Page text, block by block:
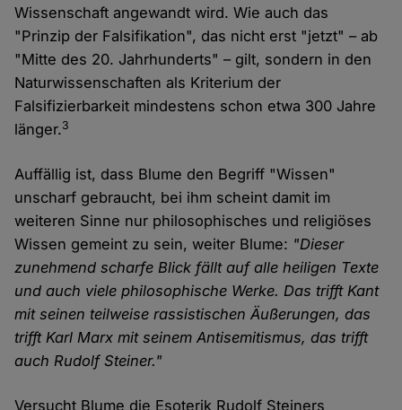
Wissenschaft angewandt wird. Wie auch das
"Prinzip der Falsifikation", das nicht erst "jetzt" – ab
"Mitte des 20. Jahrhunderts" – gilt, sondern in den
Naturwissenschaften als Kriterium der
Falsifizierbarkeit mindestens schon etwa 300 Jahre
länger.3
Auffällig ist, dass Blume den Begriff "Wissen"
unscharf gebraucht, bei ihm scheint damit im
weiteren Sinne nur philosophisches und religiöses
Wissen gemeint zu sein, weiter Blume: "Dieser
zunehmend scharfe Blick fällt auf alle heiligen Texte
und auch viele philosophische Werke. Das trifft Kant
mit seinen teilweise rassistischen Äußerungen, das
trifft Karl Marx mit seinem Antisemitismus, das trifft
auch Rudolf Steiner."
Versucht Blume die Esoterik Rudolf Steiners